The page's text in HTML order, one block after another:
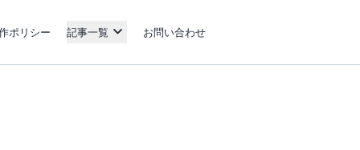
ポリシー 記事一覧 お問い合わせ